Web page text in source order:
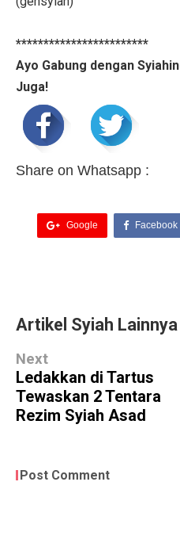
************************
Ayo Gabung dengan
Juga!
Share on Whatsapp :
Google Facebook
Artikel Syiah Lainnya
Next
Ledakkan di Tartus
Tewaskan 2 Tentara
Rezim Syiah Asad
Post Comment